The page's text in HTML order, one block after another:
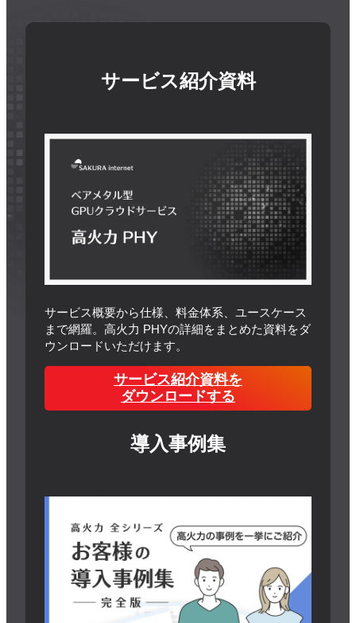
サービス紹介資料
サービス概要から仕様、料金体系、ユースケース
まで網羅。高火力 PHYの詳細をまとめた資料をダ
ウンロードいただけます。
サービス紹介資料を
ダウンロードする
導入事例集